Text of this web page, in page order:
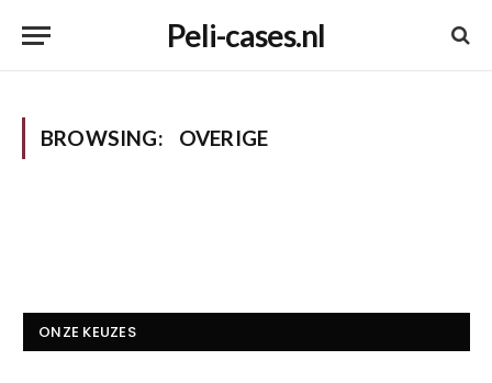
Peli-cases.nl
BROWSING: OVERIGE
ONZE KEUZES